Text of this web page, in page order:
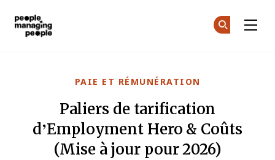
PAIE ET RÉMUNÉRATION
Paliers de tarification
d’Employment Hero & Coûts
(Mise à jour pour 2026)